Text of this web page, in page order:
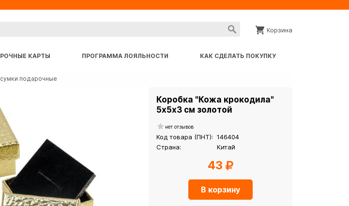
Корзина
КАРТЫ ПРОГРАММА ЛОЯЛЬНОСТИ КАК СДЕЛАТЬ ПОКУПКУ
подарочные
Коробка "Кожа крокодила"
5х5х3 см золотой
нет отзывов
Код товара (ПНТ): 146404
Страна:
Китай
43
В корзину